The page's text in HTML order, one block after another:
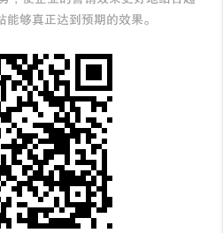
够真正达到预期的效果。